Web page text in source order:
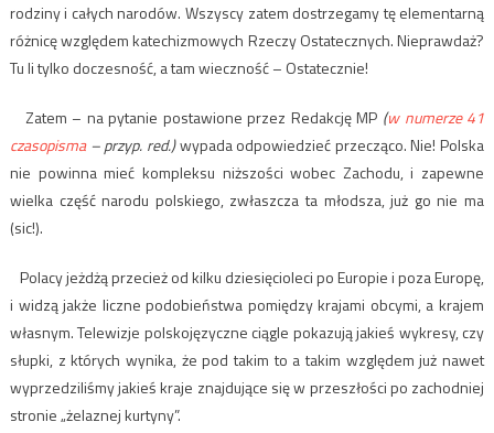
rodziny i całych narodów. Wszyscy zatem dostrzegamy tę elementarną
różnicę względem katechizmowych Rzeczy Ostatecznych. Nieprawdaż?
Tu li tylko doczesność, a tam wieczność – Ostatecznie!
Zatem – na pytanie postawione przez Redakcję MP (w numerze 41
czasopisma– przyp. red.)wypada odpowiedzieć przecząco. Nie! Polska
nie powinna mieć kompleksu niższości wobec Zachodu, i zapewne
wielka część narodu polskiego, zwłaszcza ta młodsza, już go nie ma
(sic!).
Polacy jeżdżą przecież od kilku dziesięcioleci po Europie i poza Europę,
i widzą jakże liczne podobieństwa pomiędzy krajami obcymi, a krajem
własnym. Telewizje polskojęzyczne ciągle pokazują jakieś wykresy, czy
słupki, z których wynika, że pod takim to a takim względem już nawet
wyprzedziliśmy jakieś kraje znajdujące się w przeszłości po zachodniej
stronie „żelaznej kurtyny”.